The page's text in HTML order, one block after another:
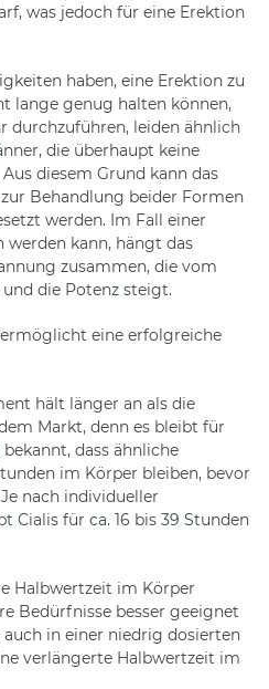
was jedoch für eine Erektion
haben, eine Erektion zu
lange genug halten können,
durchzuführen, leiden ähnlich
die überhaupt keine
diesem Grund kann das
Behandlung beider Formen
werden. Im Fall einer
kann, hängt das
zusammen, die vom
die Potenz steigt.
eine erfolgreiche
hält länger an als die
Markt, denn es bleibt für
dass ähnliche
im Körper bleiben, bevor
nach individueller
Cialis für ca. 16 bis 39 Stunden
Halbwertzeit im Körper
Bedürfnisse besser geeignet
in einer niedrig dosierten
verlängerte Halbwertzeit im